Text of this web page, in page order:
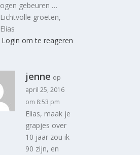
ogen gebeuren …
Lichtvolle groeten,
Elias
Login om te reageren
jenne op
april 25, 2016
om 8:53 pm
Elias, maak je
grapjes over
10 jaar zou ik
90 zijn, en